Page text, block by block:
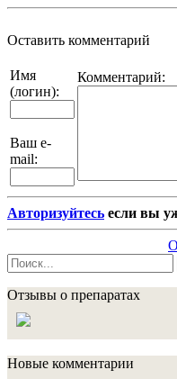
Оставить комментарий
Имя
(логин):
Ваш e-
mail:
Комментарий:
Авторизуйтесь если вы
Отзывы о препаратах
Новые комментарии